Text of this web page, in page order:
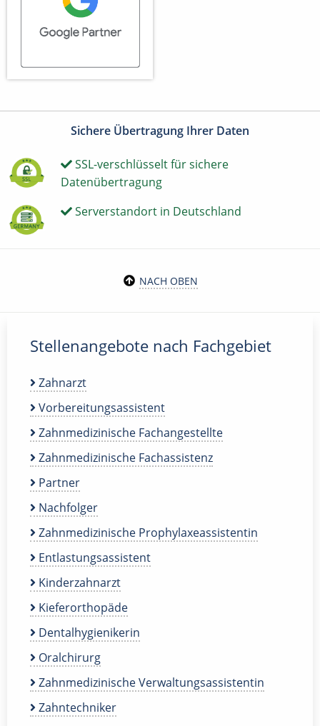
Sichere Übertragung Ihrer Daten
SSL-verschlüsselt für sichere
Datenübertragung
Serverstandort in Deutschland
NACH OBEN
Stellenangebote nach Fachgebiet
Zahnarzt
Vorbereitungsassistent
Zahnmedizinische Fachangestellte
Zahnmedizinische Fachassistenz
Partner
Nachfolger
Zahnmedizinische Prophylaxeassistentin
Entlastungsassistent
Kinderzahnarzt
Kieferorthopäde
Dentalhygienikerin
Oralchirurg
Zahnmedizinische Verwaltungsassistentin
Zahntechniker